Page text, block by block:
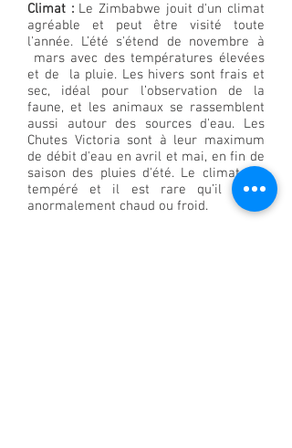
Climat :Le Zimbabwe jouit d'un climat
agréable et peut être visité toute
l'année. L’été s'étend de novembre à
mars avec des températures élevées
et de la pluie. Les hivers sont frais et
sec, idéal pour l’observation de la
faune, et les animaux se rassemblent
aussi autour des sources d'eau. Les
Chutes Victoria sont à leur maximum
de débit d'eau en avril et mai, en fin de
saison des pluies d'été. Le climat est
tempéré et il est rare qu’il fasse
anormalement chaud ou froid.